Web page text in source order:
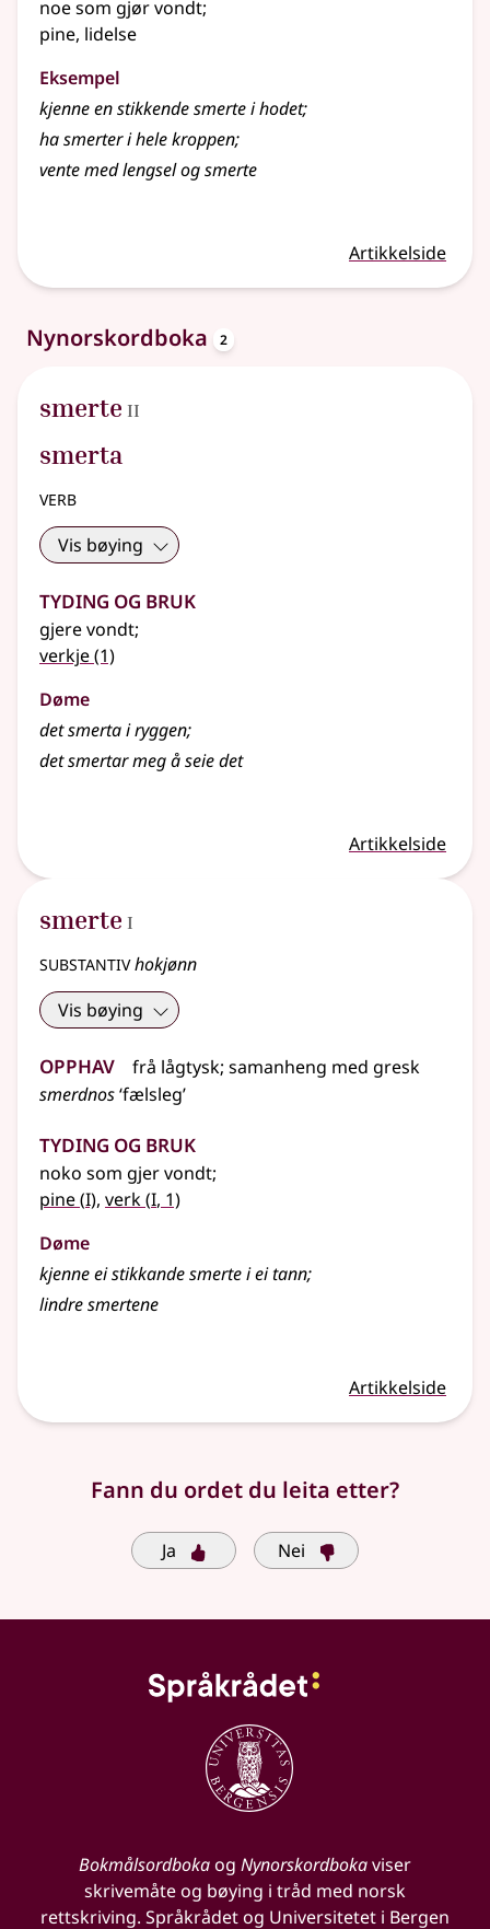
noe som gjør vondt;
pine, lidelse
Eksempel
kjenne en stikkendesmertei hodet;
ha smerter i hele kroppen;
vente med lengsel ogsmerte
Artikkelside
Nynorskordboka 2
smerte 2
II
smerta
verb
Vis bøying
Tyding og bruk
gjere vondt;
verkje(1)
Døme
det smerta i ryggen;
det smertar meg å seie det
Artikkelside
smerte 1
I
substantivhokjønn
Vis bøying
Opphav frå lågtysk; samanheng med gresk
smerdnos‘fælsleg’
Tyding og bruk
noko som gjer vondt;
pine(1
I), verk(1
I, 1)
Døme
kjenne ei stikkande smerte i ei tann;
lindre smertene
Artikkelside
Fann du ordet du leita etter?
Ja Nei
Bokmålsordbokaog Nynorskordbokaviser
skrivemåte og bøying i tråd med norsk
rettskriving. Språkrådet og Universitetet i Bergen